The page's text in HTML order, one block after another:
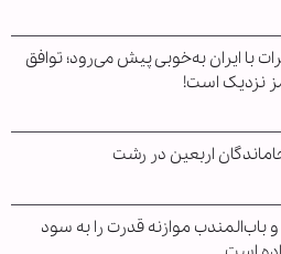
با ایران به‌خوبی پیش می‌رود؛ توافق
نزدیک است!
اربعین در رشت
باب‌المندب موازنه قدرت را به سود